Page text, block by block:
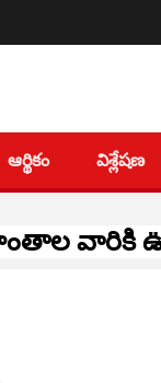
ఆర్థికం విశ్లేషణ
వారికి